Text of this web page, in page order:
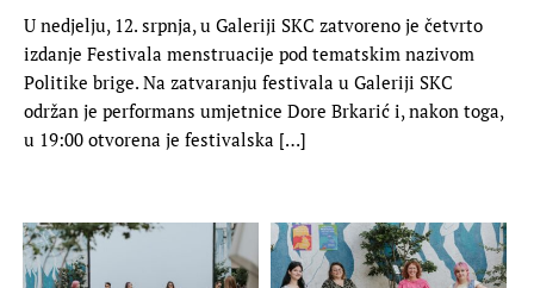
U nedjelju, 12. srpnja, u Galeriji SKC zatvoreno je četvrto
izdanje Festivala menstruacije pod tematskim nazivom
Politike brige. Na zatvaranju festivala u Galeriji SKC
održan je performans umjetnice Dore Brkarić i, nakon toga,
u 19:00 otvorena je festivalska […]